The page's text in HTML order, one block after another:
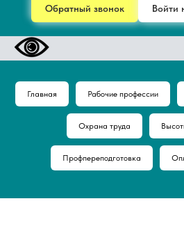
Обратный звонок Войти
Главная Рабочие профессии
Охрана труда
Профпереподготовка